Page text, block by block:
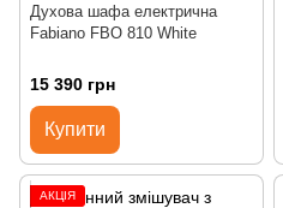
Духова шафа електрична
Fabiano FBO 810 White
15 390 грн
Купити
АКЦІЯ